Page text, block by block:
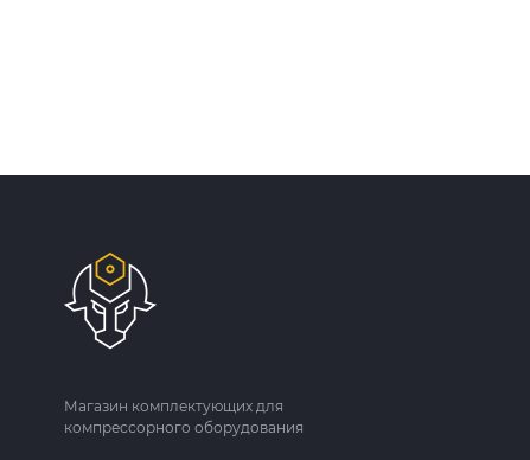
Магазин комплектующих для
компрессорного оборудования